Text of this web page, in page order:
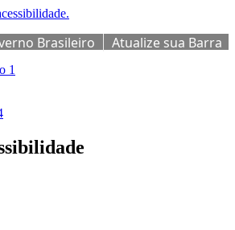
Brasileiro
Atualize sua Barra
1